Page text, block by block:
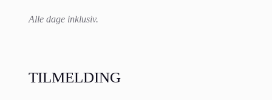
Alle dage inklusiv.
TILMELDING